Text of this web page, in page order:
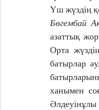
Үш жүздің
Бөгембай
азаттық
Орта
батырлар
ханымен